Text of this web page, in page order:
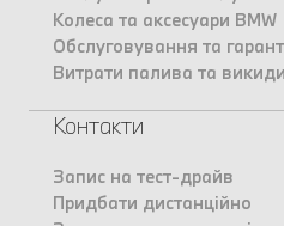
Колеса та аксесуари BMW
Обслуговування та
Витрати палива та
Контакти
Запис на тест-драйв
Придбати дистанційно